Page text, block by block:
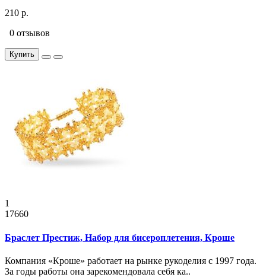
210 р.
0 отзывов
Купить
1
17660
Браслет Престиж, Набор для бисероплетения, Кроше
Компания «Кроше» работает на рынке рукоделия с 1997 года.
За годы работы она зарекомендовала себя ка..